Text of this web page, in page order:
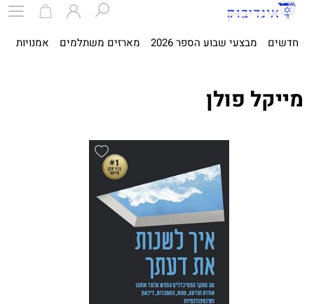
חדשים מבצעי שבוע הספר 2026 מארזים משתלמים אמנויות
מייקל פולן